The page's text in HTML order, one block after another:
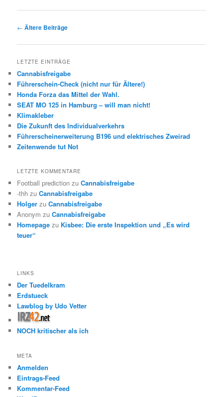
Beitrags-
← Ältere Beiträge
LETZTE EINTRÄGE
Cannabisfreigabe
Führerschein-Check (nicht nur für Ältere!)
Honda Forza das Mittel der Wahl.
SEAT MO 125 in Hamburg – will man nicht!
Klimakleber
Die Zukunft des Individualverkehrs
Führerscheinerweiterung B196 und elektrisches Zweirad
Zeitenwende tut Not
LETZTE KOMMENTARE
Football prediction zuCannabisfreigabe
-thh zuCannabisfreigabe
Holger zuCannabisfreigabe
Anonym zuCannabisfreigabe
Homepage zu Kisbee: Die erste Inspektion und „Es wird
teuer“
LINKS
Der Tuedelkram
Erdstueck
Lawblog by Udo Vetter
NOCH kritischer als ich
META
Anmelden
Eintrags-Feed
Kommentar-Feed